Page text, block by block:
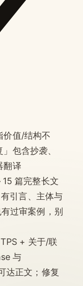
价值/结构不
包含抄袭、
翻译
篇完整长文
引言、主体与
过审案例，别
+ 关于/联
与
达正文；修复